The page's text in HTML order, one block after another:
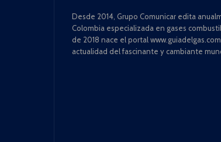
Desde 2014, Grupo Comunicar edita
Colombia especializada en gases
de 2018 nace el portal
actualidad del fascinante y cambiante